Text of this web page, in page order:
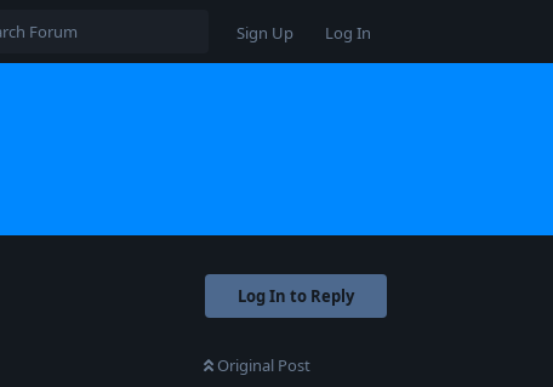
Sign Up Log In
Log In to Reply
Original Post